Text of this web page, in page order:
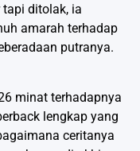
ditolak, ia
amarah terhadap
putranya.
minat terhadapnya
lengkap yang
ceritanya